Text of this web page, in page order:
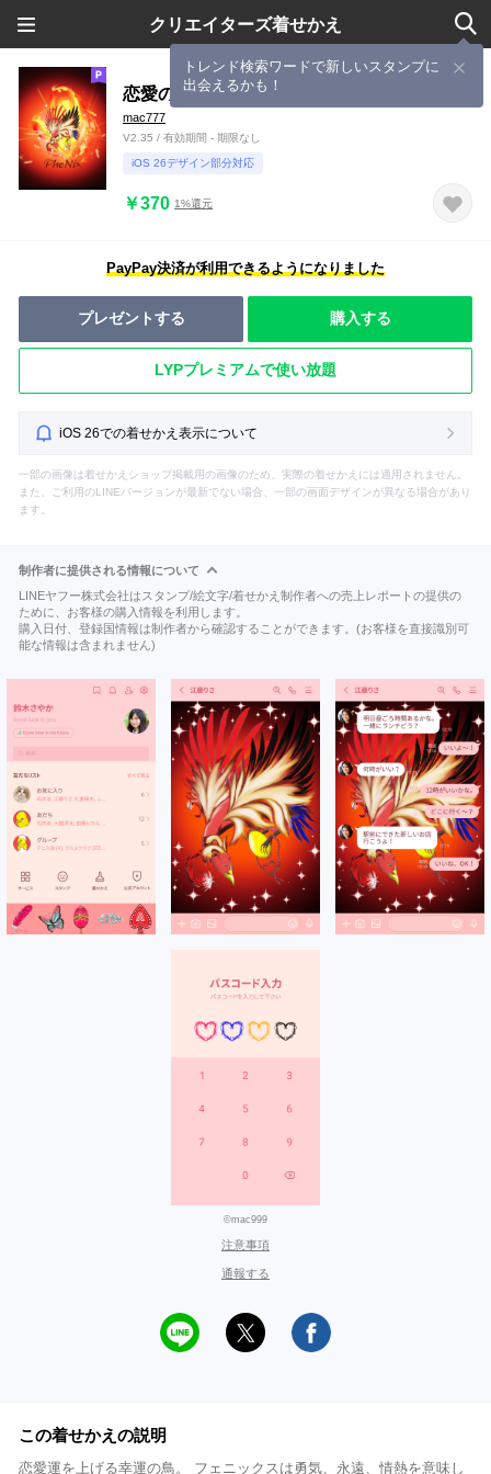
クリエイターズ着せかえ
トレンド検索ワードで新しいスタンプに
出会えるかも！
恋愛の守護者、フェニックス
mac777
V2.35 / 有効期間 - 期限なし
iOS 26デザイン部分対応
￥370 1%還元
PayPay決済が利用できるようになりました
プレゼントする 購入する
LYPプレミアムで使い放題
iOS 26での着せかえ表示について
一部の画像は着せかえショップ掲載用の画像のため、実際の着せかえには適用されません。
また、ご利用のLINEバージョンが最新でない場合、一部の画面デザインが異なる場合があり
ます。
制作者に提供される情報について
LINEヤフー株式会社はスタンプ/絵文字/着せかえ制作者への売上レポートの提供の
ために、お客様の購入情報を利用します。
購入日付、登録国情報は制作者から確認することができます。(お客様を直接識別可
能な情報は含まれません)
©mac999
注意事項
通報する
この着せかえの説明
恋愛運を上げる幸運の鳥。 フェニックスは勇気、永遠、情熱を意味し